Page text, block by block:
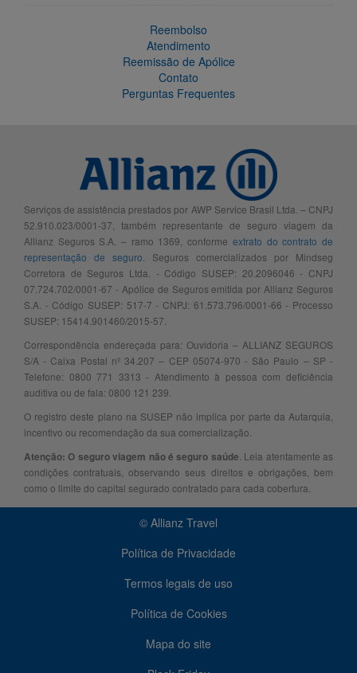
Reembolso
Atendimento
Reemissão de Apólice
Contato
Perguntas Frequentes
Serviços de assistência prestados por AWP Service Brasil Ltda. – CNPJ
52.910.023/0001-37, também representante de seguro viagem da
Allianz Seguros S.A. – ramo 1369, conforme extrato do contrato de
representação de seguro . Seguros comercializados por Mindseg
Corretora de Seguros Ltda. - Código SUSEP: 20.2096046 - CNPJ
07.724.702/0001-67 - Apólice de Seguros emitida por Allianz Seguros
S.A. - Código SUSEP: 517-7 - CNPJ: 61.573.796/0001-66 - Processo
SUSEP: 15414.901460/2015-57.
Correspondência endereçada para: Ouvidoria – ALLIANZ SEGUROS
S/A - Caixa Postal nº 34.207 – CEP 05074-970 - São Paulo – SP -
Telefone: 0800 771 3313 - Atendimento à pessoa com deficiência
auditiva ou de fala: 0800 121 239.
O registro deste plano na SUSEP não implica por parte da Autarquia,
incentivo ou recomendação da sua comercialização.
Atenção: O seguro viagem não é seguro saúde . Leia atentamente as
condições contratuais, observando seus direitos e obrigações, bem
como o limite do capital segurado contratado para cada cobertura.
© Allianz Travel
Política de Privacidade
Termos legais de uso
Política de Cookies
Mapa do site